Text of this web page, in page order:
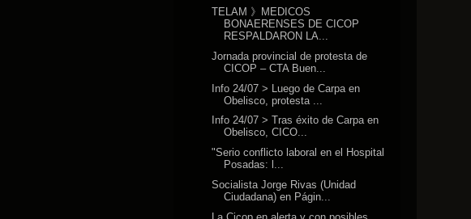
TELAM 》MEDICOS
BONAERENSES DE CICOP
RESPALDARON LA...
Jornada provincial de protesta de
CICOP – CTA Buen...
Info 24/07 > Luego de Carpa en
Obelisco, protesta ...
Info 24/07 > Tras éxito de Carpa en
Obelisco, CICO...
"Serio conflicto laboral en el Hospital
Posadas: l...
Socialista Jorge Rivas (Unidad
Ciudadana) en Págin...